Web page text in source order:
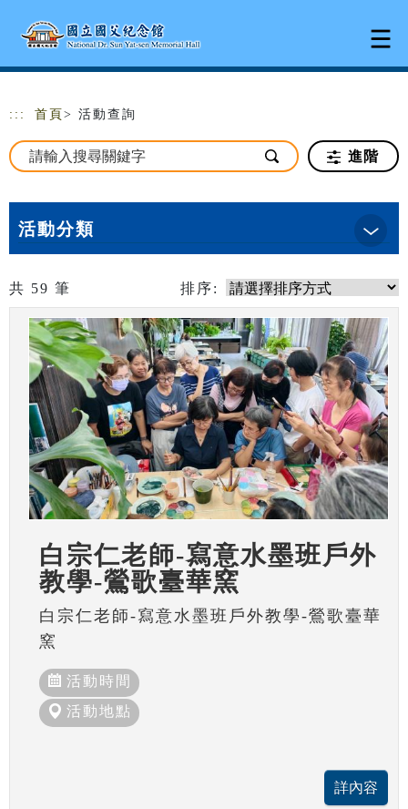
::: 首頁 > 活動查詢
進階
活動分類
共 59 筆 排序:
白宗仁老師-寫意水墨班戶外
教學-鶯歌臺華窯
白宗仁老師-寫意水墨班戶外教學-鶯歌臺華
窯
活動時間
活動地點